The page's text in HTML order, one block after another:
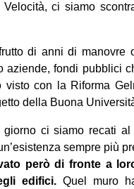
ci siamo
di anni di manovre
aziende, fondi pubblici
con la Riforma
della Buona
ci siamo recati
sempre più
però di fronte a
edifici. Quel muro